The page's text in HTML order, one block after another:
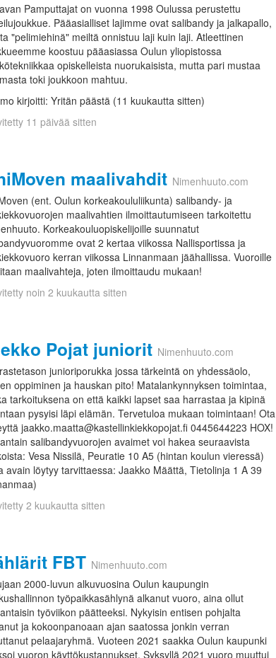
Pamputtajat on vuonna 1998 Oulussa perustettu
Pääasialliset lajimme ovat salibandy ja jalkapallo,
"pelimiehinä" meiltä onnistuu laji kuin laji. Atleettinen
koostuu pääasiassa Oulun yliopistossa
opiskelleista nuorukaisista, mutta pari mustaa
toki joukkoon mahtuu.
kirjoitti: Yritän päästä (11 kuukautta sitten)
11 päivää sitten
maalivahdit Nimenhuuto.com
(ent. Oulun korkeakoululiikunta) salibandy- ja
maalivahtien ilmoittautumiseen tarkoitettu
Korkeakouluopiskelijoille suunnatut
ovat 2 kertaa viikossa Nallisportissa ja
kerran viikossa Linnanmaan jäähallissa. Vuoroille
maalivahteja, joten ilmoittaudu mukaan!
noin 2 kuukautta sitten
Pojat juniorit Nimenhuuto.com
junioriporukka jossa tärkeintä on yhdessäolo,
oppiminen ja hauskan pito! Matalankynnyksen toimintaa,
tarkoituksena on että kaikki lapset saa harrastaa ja kipinä
pysyisi läpi elämän. Tervetuloa mukaan toimintaan! Ota
jaakko.maatta@kastellinkiekkopojat.fi 0445644223 HOX!
salibandyvuorojen avaimet voi hakea seuraavista
Vesa Nissilä, Peuratie 10 A5 (hintan koulun vieressä)
avain löytyy tarvittaessa: Jaakko Määttä, Tietolinja 1 A 39
2 kuukautta sitten
FBT Nimenhuuto.com
2000-luvun alkuvuosina Oulun kaupungin
työpaikkasählynä alkanut vuoro, aina ollut
työviikon päätteeksi. Nykyisin entisen pohjalta
ja kokoonpanoaan ajan saatossa jonkin verran
pelaajaryhmä. Vuoteen 2021 saakka Oulun kaupunki
vuoron käyttökustannukset. Syksyllä 2021 vuoro muuttui